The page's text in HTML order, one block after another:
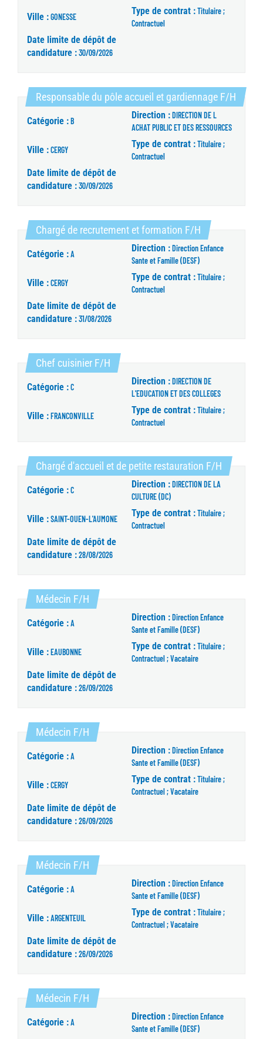
Ville :GONESSE
Type de contrat :Titulaire ;
Contractuel
Date limite de dépôt de
candidature :30/09/2026
Responsable du pôle accueil et gardiennage F/H
Catégorie :B
Direction :DIRECTION DE L
ACHAT PUBLIC ET DES RESSOURCES
Ville :CERGY
Type de contrat :Titulaire ;
Contractuel
Date limite de dépôt de
candidature :30/09/2026
Chargé de recrutement et formation F/H (Nouvelle
Catégorie :A
Direction :Direction Enfance
Sante et Famille (DESF)
Ville :CERGY
Type de contrat :Titulaire ;
Contractuel
Date limite de dépôt de
candidature :31/08/2026
Chef cuisinier F/H (Nouvelle fenêtre)
Catégorie :C
Direction :DIRECTION DE
L'EDUCATION ET DES COLLEGES
Ville :FRANCONVILLE
Type de contrat :Titulaire ;
Contractuel
Chargé d'accueil et de petite restauration F/H
Catégorie :C
Direction :DIRECTION DE LA
CULTURE (DC)
Ville :SAINT-OUEN-L'AUMONE
Type de contrat :Titulaire ;
Contractuel
Date limite de dépôt de
candidature :28/08/2026
Médecin F/H (Nouvelle fenêtre)
Catégorie :A
Direction :Direction Enfance
Sante et Famille (DESF)
Ville :EAUBONNE
Type de contrat :Titulaire ;
Contractuel ; Vacataire
Date limite de dépôt de
candidature :26/09/2026
Médecin F/H (Nouvelle fenêtre)
Catégorie :A
Direction :Direction Enfance
Sante et Famille (DESF)
Ville :CERGY
Type de contrat :Titulaire ;
Contractuel ; Vacataire
Date limite de dépôt de
candidature :26/09/2026
Médecin F/H (Nouvelle fenêtre)
Catégorie :A
Direction :Direction Enfance
Sante et Famille (DESF)
Ville :ARGENTEUIL
Type de contrat :Titulaire ;
Contractuel ; Vacataire
Date limite de dépôt de
candidature :26/09/2026
Médecin F/H (Nouvelle fenêtre)
Catégorie :A
Direction :Direction Enfance
Sante et Famille (DESF)